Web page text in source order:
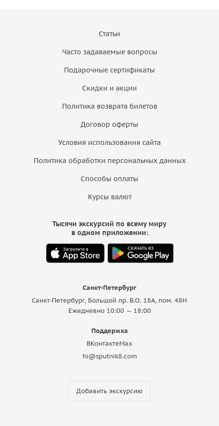
Статьи
Часто задаваемые вопросы
Подарочные сертификаты
Скидки и акции
Политика возврата билетов
Договор оферты
Условия использования сайта
Политика обработки персональных данных
Способы оплаты
Курсы валют
Санкт-Петербург
Санкт-Петербург, Большой пр. В.О. 18A, пом. 48Н
Ежедневно 10:00 — 18:00
Поддержка
ВКонтактеMax
hi@sputnik8.com
Добавить экскурсию
Тысячи экскурсий по всему миру
в одном приложении: